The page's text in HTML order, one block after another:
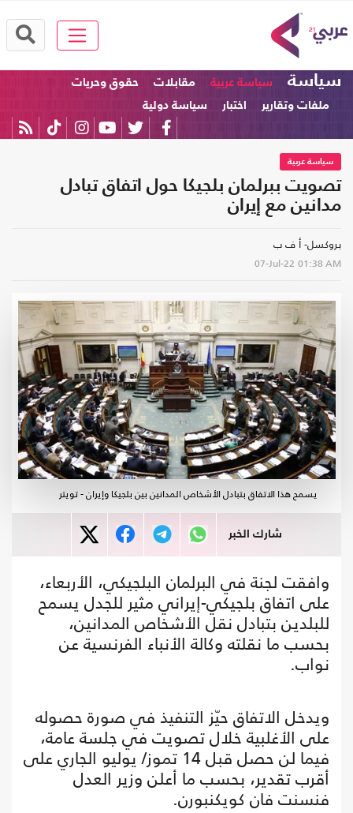
سياسة سياسة عربية مقابلات
حقوق وحريات
ملفات وتقارير
اختبار سياسة دولية
سياسة عربية
تصويت ببرلمان بلجيكا حول اتفاق تبادل
مدانين مع إيران
بروكسل- أ ف ب
07-Jul-22 01:38 AM
يسمح هذا الاتفاق بتبادل الأشخاص المدانين بين بلجيكا وإيران - تويتر
شارك الخبر
وافقت لجنة في البرلمان البلجيكي، الأربعاء،
على اتفاق بلجيكي-إيراني مثير للجدل يسمح
للبلدين بتبادل نقل الأشخاص المدانين،
بحسب ما نقلته وكالة الأنباء الفرنسية عن
نواب.
ويدخل الاتفاق حيّز التنفيذ في صورة حصوله
على الأغلبية خلال تصويت في جلسة عامة،
فيما لن حصل قبل 14 تموز/ يوليو الجاري على
أقرب تقدير، بحسب ما أعلن وزير العدل
فنسنت فان كويكنبورن.